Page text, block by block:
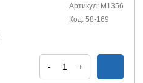
Артикул: М1356
Код: 58-169
- +